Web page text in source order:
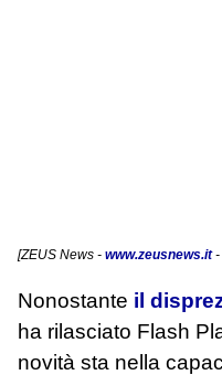
[ZEUS News - www.zeusnews.it-
Nonostante il
ha rilasciato Flash
novità sta nella